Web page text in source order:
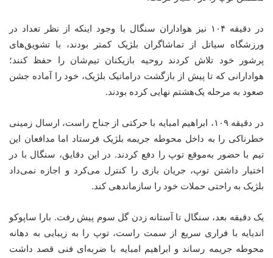
در دقیقه ۱۰۴ نیز هواداران سنگال با وجود اینکه از نظر تعداد در
ورزشگاه سیاتل از تماشاگران بلژیک کمتر بودند، با تشویق‌های
پرشور خود تلاش کردند روحیه بازیکنان تیم‌شان را حفظ کنند؛
هوادارانی که تا پیش از بازگشت دراماتیک بلژیک، خود را آماده جشن
صعود به مرحله یک‌هشتم نهایی کرده بودند.
در دقیقه ۱۰۹، ابراهیم امبایه با حرکتی از جناح راست، ارسال زمینی
خطرناکی را به داخل محوطه جریمه بلژیک فرستاد اما مدافعان این
تیم با حضور به‌موقع توپ را دفع کردند. در این دقایق، سنگال با در
اختیار داشتن توپ، جریان بازی را کنترل می‌کرد و اجازه نمی‌داد
بلژیک به راحتی حملات خود را سازماندهی کند.
یک دقیقه بعد، سنگال تا آستانه زدن گل سوم پیش رفت. بارا ساپوکو
اندیایه با فراری سریع از سمت راست، توپ را به زیبایی به دهانه
محوطه جریمه رساند و ابراهیم امبایه با ضربه‌ای فنی قصد داشت